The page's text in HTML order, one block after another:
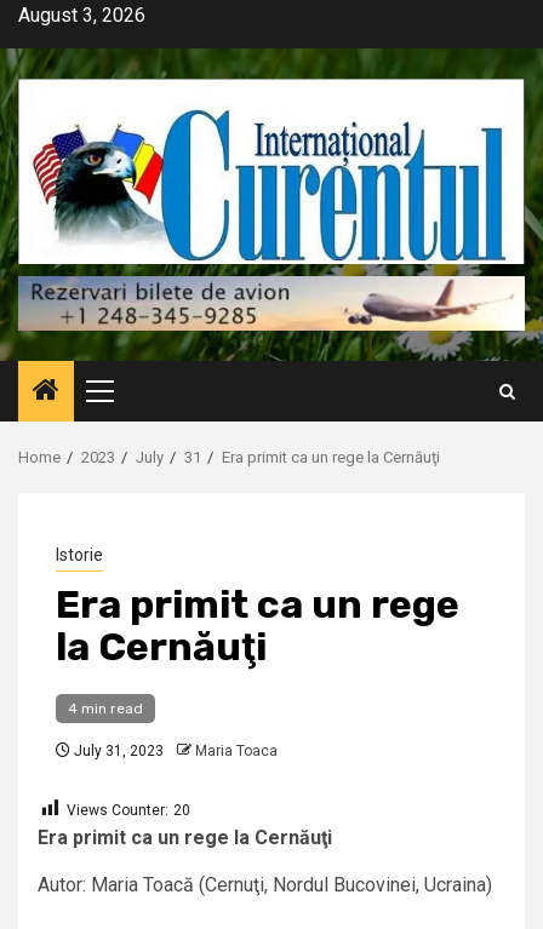
Skip
content
August 3, 2026
Primary
Menu
Home 2023 July 31 Era primit ca un rege la Cernăuţi
Istorie
Era primit ca un rege
la Cernăuţi
4 min read
July 31, 2023 Maria Toaca
Views Counter: 20
Era primit ca un rege la Cernăuţi
Autor: Maria Toacă (Cernuţi, Nordul Bucovinei, Ucraina)